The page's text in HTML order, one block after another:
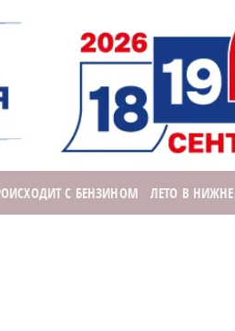
С БЕНЗИНОМ ЛЕТО В